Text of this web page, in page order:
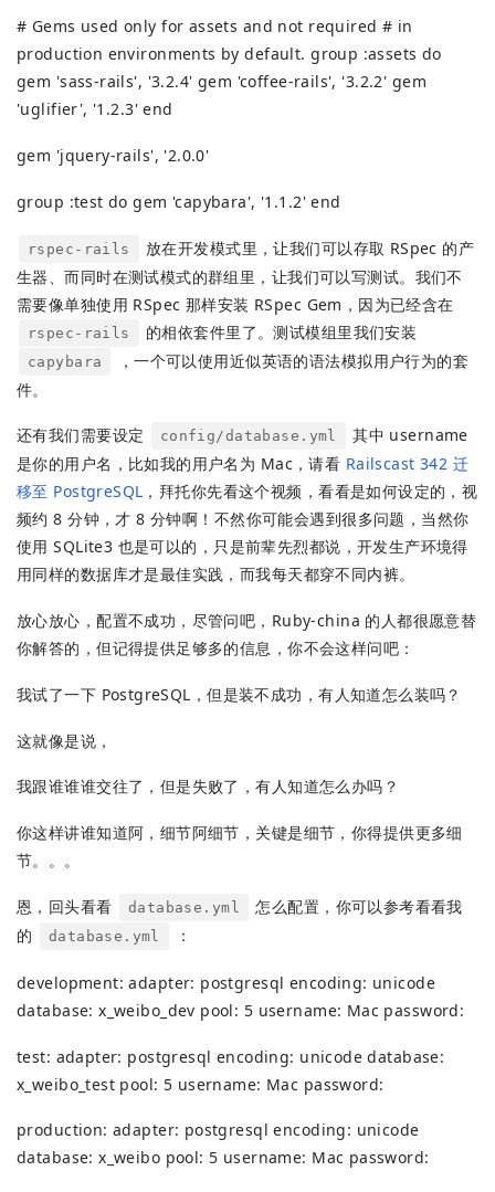
# Gems used only for assets and not required # in
production environments by default. group :assets do
gem 'sass-rails', '3.2.4' gem 'coffee-rails', '3.2.2' gem
'uglifier', '1.2.3' end
gem 'jquery-rails', '2.0.0'
group :test do gem 'capybara', '1.1.2' end
rspec-rails
放在开发模式里，让我们可以存取 RSpec 的产
生器、而同时在测试模式的群组里，让我们可以写测试。我们不
需要像单独使用 RSpec 那样安装 RSpec Gem，因为已经含在
rspec-rails 的相依套件里了。测试模组里我们安装
capybara
，一个可以使用近似英语的语法模拟用户行为的套
件。
还有我们需要设定 config/database.yml
其中 username
是你的用户名，比如我的用户名为 Mac，请看 Railscast 342 迁
移至 PostgreSQL ，拜托你先看这个视频，看看是如何设定的，视
频约 8 分钟，才 8 分钟啊！不然你可能会遇到很多问题，当然你
使用 SQLite3 也是可以的，只是前辈先烈都说，开发生产环境得
用同样的数据库才是最佳实践，而我每天都穿不同内裤。
放心放心，配置不成功，尽管问吧，Ruby-china 的人都很愿意替
你解答的，但记得提供足够多的信息，你不会这样问吧：
我试了一下 PostgreSQL，但是装不成功，有人知道怎么装吗？
这就像是说，
我跟谁谁谁交往了，但是失败了，有人知道怎么办吗？
你这样讲谁知道阿，细节阿细节，关键是细节，你得提供更多细
节。。。
恩，回头看看 database.yml
怎么配置，你可以参考看看我
的
database.yml ：
development: adapter: postgresql encoding: unicode
database: x_weibo_dev pool: 5 username: Mac password:
test: adapter: postgresql encoding: unicode database:
x_weibo_test pool: 5 username: Mac password:
production: adapter: postgresql encoding: unicode
database: x_weibo pool: 5 username: Mac password: